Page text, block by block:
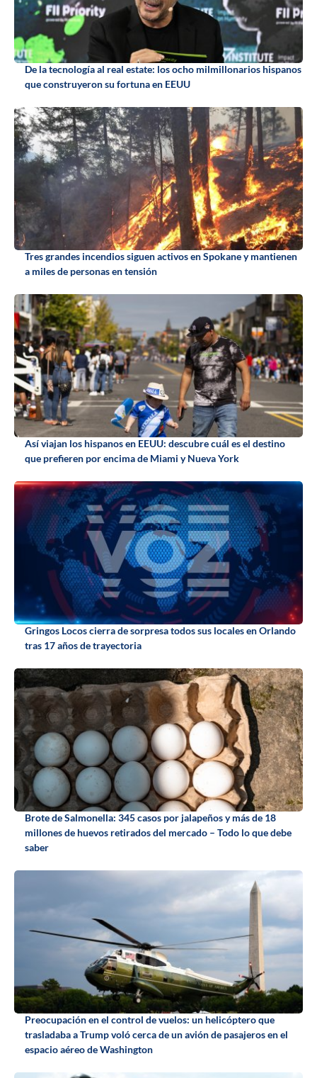
De la tecnología al real estate: los ocho milmillonarios hispanos
que construyeron su fortuna en EEUU
Tres grandes incendios siguen activos en Spokane y mantienen
a miles de personas en tensión
Así viajan los hispanos en EEUU: descubre cuál es el destino
que prefieren por encima de Miami y Nueva York
Gringos Locos cierra de sorpresa todos sus locales en Orlando
tras 17 años de trayectoria
Brote de Salmonella: 345 casos por jalapeños y más de 18
millones de huevos retirados del mercado – Todo lo que debe
saber
Preocupación en el control de vuelos: un helicóptero que
trasladaba a Trump voló cerca de un avión de pasajeros en el
espacio aéreo de Washington